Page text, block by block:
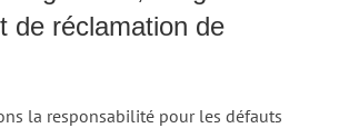
de réclamation de
la responsabilité pour les défauts